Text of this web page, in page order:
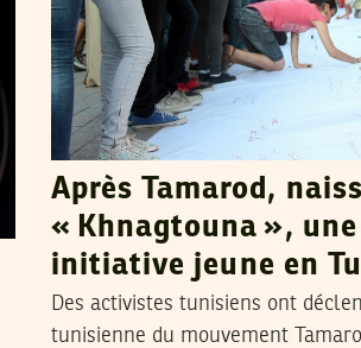
Après Tamarod,
« Khnagtouna »,
initiative jeune en
Des activistes tunisiens ont
tunisienne du mouvement